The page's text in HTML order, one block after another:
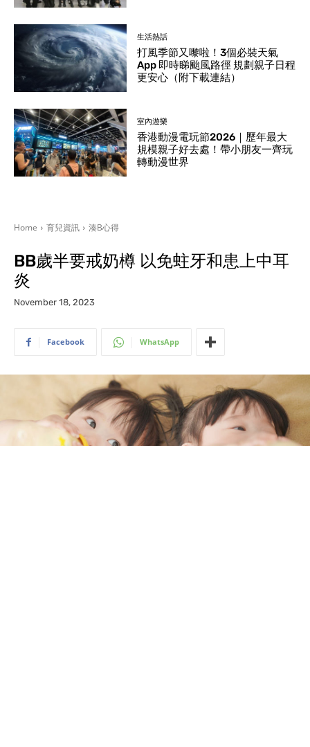
生活熱話
打風季節又嚟啦！3個必裝天氣
App 即時睇颱風路徑 規劃親子日程
更安心（附下載連結）
室內遊樂
香港動漫電玩節2026｜歷年最大
規模親子好去處！帶小朋友一齊玩
轉動漫世界